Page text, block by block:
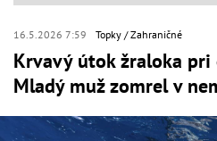
16.5.2026 7:59 Topky Zahraničné
Krvavý útok žraloka
Mladý muž zomrel v